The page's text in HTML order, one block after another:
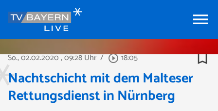
menu
So., 02.02.2020, 09:28 Uhr / play_circle_outline18:05 bookmark_border
Nachtschicht mit dem Malteser
Rettungsdienst in Nürnberg